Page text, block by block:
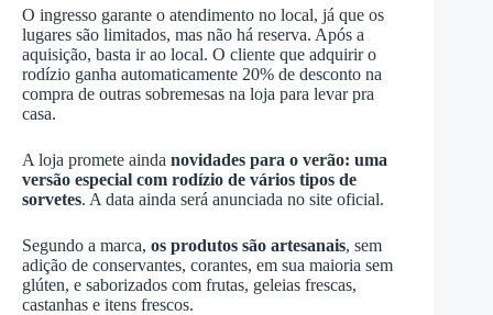
O ingresso garante o atendimento no local, já que os
lugares são limitados, mas não há reserva. Após a
aquisição, basta ir ao local. O cliente que adquirir o
rodízio ganha automaticamente 20% de desconto na
compra de outras sobremesas na loja para levar pra
casa.
A loja promete ainda novidades para o verão: uma
versão especial com rodízio de vários tipos de
sorvetes. A data ainda será anunciada no site oficial.
Segundo a marca, os produtos são artesanais, sem
adição de conservantes, corantes, em sua maioria sem
glúten, e saborizados com frutas, geleias frescas,
castanhas e itens frescos.